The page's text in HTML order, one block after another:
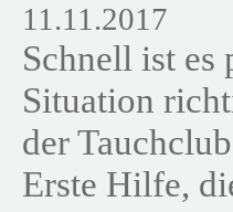
11.11.2017
Schnell ist
Situation
der
Erste Hilfe,